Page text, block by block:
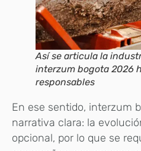
Así se articula la
interzum bogota 2026
responsables
En ese sentido, interzum
narrativa clara: la
opcional, por lo que se